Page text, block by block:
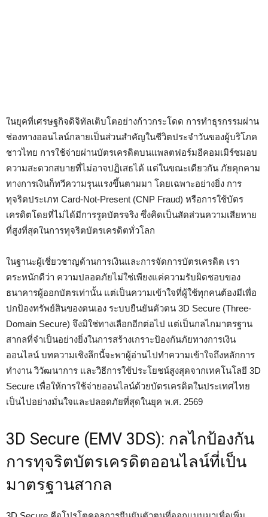
ในยุคที่เศรษฐกิจดิจิทัลเติบโตอย่างก้าวกระโดด การทำธุรกรรมผ่าน
ช่องทางออนไลน์กลายเป็นส่วนสำคัญในชีวิตประจำวันของผู้บริโภค
ชาวไทย การใช้จ่ายผ่านบัตรเครดิตบนแพลตฟอร์มอีคอมเมิร์ซมอบ
ความสะดวกสบายที่ไม่อาจปฏิเสธได้ แต่ในขณะเดียวกัน ภัยคุกคาม
ทางการเงินก็ทวีความรุนแรงขึ้นตามมา โดยเฉพาะอย่างยิ่ง การ
ทุจริตประเภท Card-Not-Present (CNP Fraud) หรือการใช้บัตร
เครดิตโดยที่ไม่ได้มีการรูดบัตรจริง ซึ่งคิดเป็นสัดส่วนความเสียหาย
ที่สูงที่สุดในการทุจริตบัตรเครดิตทั่วโลก
ในฐานะผู้เชี่ยวชาญด้านการเงินและการจัดการบัตรเครดิต เรา
ตระหนักดีว่า ความปลอดภัยไม่ใช่เพียงแค่ความรับผิดชอบของ
ธนาคารผู้ออกบัตรเท่านั้น แต่เป็นความเข้าใจที่ผู้ใช้ทุกคนต้องมีเพื่อ
ปกป้องทรัพย์สินของตนเอง ระบบยืนยันตัวตน 3D Secure (Three-
Domain Secure) จึงมิใช่ทางเลือกอีกต่อไป แต่เป็นกลไกมาตรฐาน
สากลที่จำเป็นอย่างยิ่งในการสร้างเกราะป้องกันภัยทางการเงิน
ออนไลน์ บทความเชิงลึกนี้จะพาผู้อ่านไปทำความเข้าใจถึงหลักการ
ทำงาน วิวัฒนาการ และวิธีการใช้ประโยชน์สูงสุดจากเทคโนโลยี 3D
Secure เพื่อให้การใช้จ่ายออนไลน์ด้วยบัตรเครดิตในประเทศไทย
เป็นไปอย่างมั่นใจและปลอดภัยที่สุดในยุค พ.ศ. 2569
3D Secure (EMV 3DS): กลไกป้องกัน
การทุจริตบัตรเครดิตออนไลน์ที่เป็น
มาตรฐานสากล